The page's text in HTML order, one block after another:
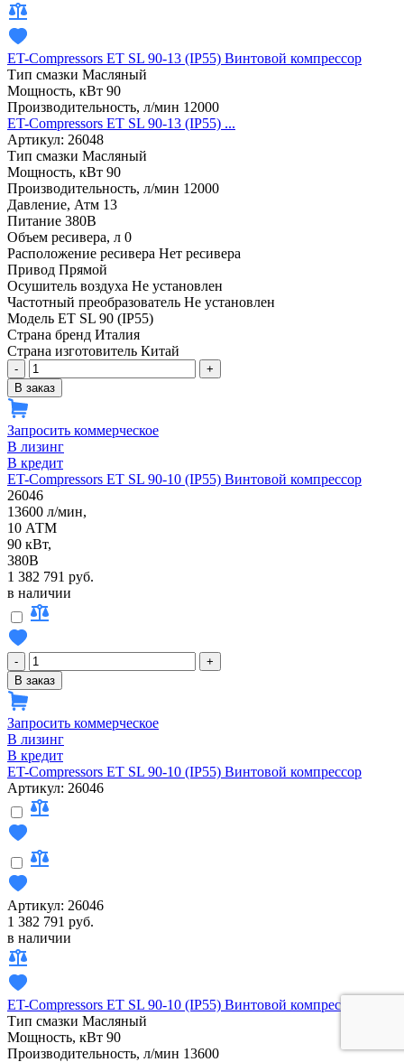
ET-Compressors ET SL 90-13 (IP55) Винтовой компрессор
Тип смазки Масляный
Мощность, кВт 90
Производительность, л/мин 12000
ET-Compressors ET SL 90-13 (IP55) ...
Артикул: 26048
Тип смазки Масляный
Мощность, кВт 90
Производительность, л/мин 12000
Давление, Атм 13
Питание 380В
Объем ресивера, л 0
Расположение ресивера Нет ресивера
Привод Прямой
Осушитель воздуха Не установлен
Частотный преобразователь Не установлен
Модель ET SL 90 (IP55)
Страна бренд Италия
Страна изготовитель Китай
-
+
В заказ
Запросить коммерческое
В лизинг
В кредит
ET-Compressors ET SL 90-10 (IP55) Винтовой компрессор
26046
13600 л/мин,
10 АТМ
90 кВт,
380В
1 382 791 руб.
в наличии
-
+
В заказ
Запросить коммерческое
В лизинг
В кредит
ET-Compressors ET SL 90-10 (IP55) Винтовой компрессор
Артикул: 26046
Артикул: 26046
1 382 791 руб.
в наличии
ET-Compressors ET SL 90-10 (IP55) Винтовой компрессор
Тип смазки Масляный
Мощность, кВт 90
Производительность, л/мин 13600